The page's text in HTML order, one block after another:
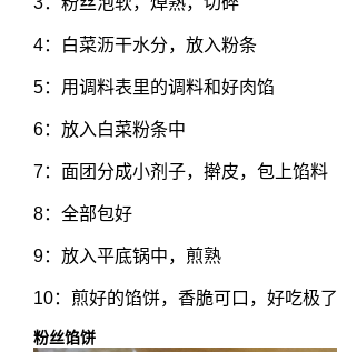
4：白菜沥干水分，放入粉条
5：用调料表里的调料和好肉馅
6：放入白菜粉条中
7：面团分成小剂子，擀皮，包上馅料
8：全部包好
9：放入平底锅中，煎熟
10：煎好的馅饼，香脆可口，好吃极了
粉丝馅饼